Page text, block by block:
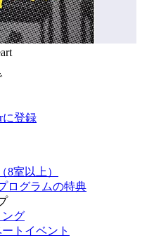
に登録
8室以上）
ログラムの特典
ング
トイベント